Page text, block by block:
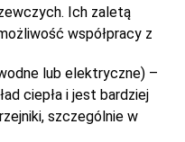
Ich zaletą
współpracy z
lub elektryczne) –
ciepła i jest bardziej
szczególnie w